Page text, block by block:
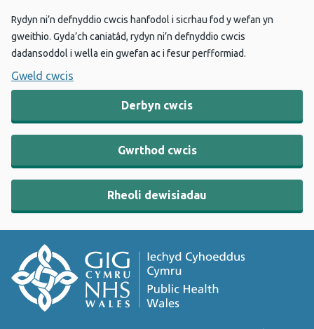
Rydyn ni’n defnyddio cwcis hanfodol i sicrhau fod y wefan yn
gweithio. Gyda’ch caniatâd, rydyn ni’n defnyddio cwcis
dadansoddol i wella ein gwefan ac i fesur perfformiad.
Gweld cwcis
Derbyn cwcis
Gwrthod cwcis
Rheoli dewisiadau